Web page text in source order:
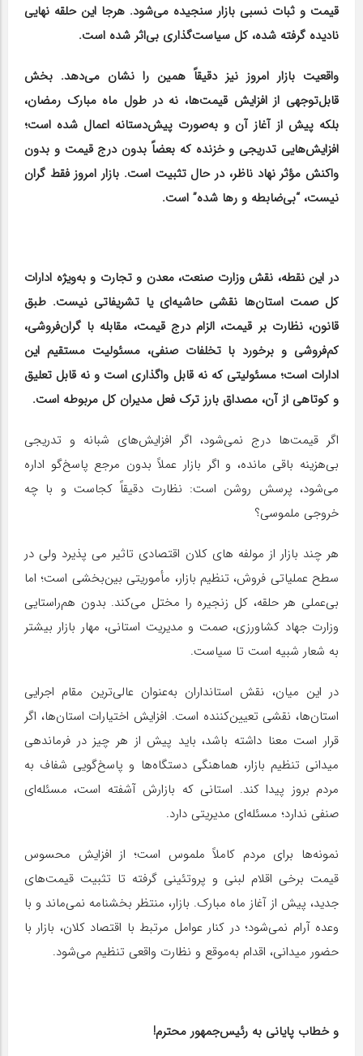
قیمت و ثبات نسبی بازار سنجیده می‌شود. هرجا این حلقه نهایی
نادیده گرفته شده، کل سیاست‌گذاری بی‌اثر شده است.
واقعیت بازار امروز نیز دقیقاً همین را نشان می‌دهد. بخش
قابل‌توجهی از افزایش قیمت‌ها، نه در طول ماه مبارک رمضان،
بلکه پیش از آغاز آن و به‌صورت پیش‌دستانه اعمال شده است؛
افزایش‌هایی تدریجی و خزنده که بعضاً بدون درج قیمت و بدون
واکنش مؤثر نهاد ناظر، در حال تثبیت است. بازار امروز فقط گران
نیست، “بی‌ضابطه و رها شده” است.
در این نقطه، نقش وزارت صنعت، معدن و تجارت و به‌ویژه ادارات
کل صمت استان‌ها نقشی حاشیه‌ای یا تشریفاتی نیست. طبق
قانون، نظارت بر قیمت، الزام درج قیمت، مقابله با گران‌فروشی،
کم‌فروشی و برخورد با تخلفات صنفی، مسئولیت مستقیم این
ادارات است؛ مسئولیتی که نه قابل واگذاری است و نه قابل تعلیق
و کوتاهی از آن، مصداق بارز ترک فعل مدیران کل مربوطه است.
اگر قیمت‌ها درج نمی‌شود، اگر افزایش‌های شبانه و تدریجی
بی‌هزینه باقی مانده، و اگر بازار عملاً بدون مرجع پاسخ‌گو اداره
می‌شود، پرسش روشن است: نظارت دقیقاً کجاست و با چه
خروجی ملموسی؟
هر چند بازار از مولفه های کلان اقتصادی تاثیر می پذیرد ولی در
سطح عملیاتی فروش، تنظیم بازار، مأموریتی بین‌بخشی است؛ اما
بی‌عملی هر حلقه، کل زنجیره را مختل می‌کند. بدون هم‌راستایی
وزارت جهاد کشاورزی، صمت و مدیریت استانی، مهار بازار بیشتر
به شعار شبیه است تا سیاست.
در این میان، نقش استانداران به‌عنوان عالی‌ترین مقام اجرایی
استان‌ها، نقشی تعیین‌کننده است. افزایش اختیارات استان‌ها، اگر
قرار است معنا داشته باشد، باید پیش از هر چیز در فرماندهی
میدانی تنظیم بازار، هماهنگی دستگاه‌ها و پاسخ‌گویی شفاف به
مردم بروز پیدا کند. استانی که بازارش آشفته است، مسئله‌ای
صنفی ندارد؛ مسئله‌ای مدیریتی دارد.
نمونه‌ها برای مردم کاملاً ملموس است؛ از افزایش محسوس
قیمت برخی اقلام لبنی و پروتئینی گرفته تا تثبیت قیمت‌های
جدید، پیش از آغاز ماه مبارک. بازار، منتظر بخشنامه نمی‌ماند و با
وعده آرام نمی‌شود؛ در کنار عوامل مرتبط با اقتصاد کلان، بازار با
حضور میدانی، اقدام به‌موقع و نظارت واقعی تنظیم می‌شود.
و خطاب پایانی به رئیس‌جمهور محترم!